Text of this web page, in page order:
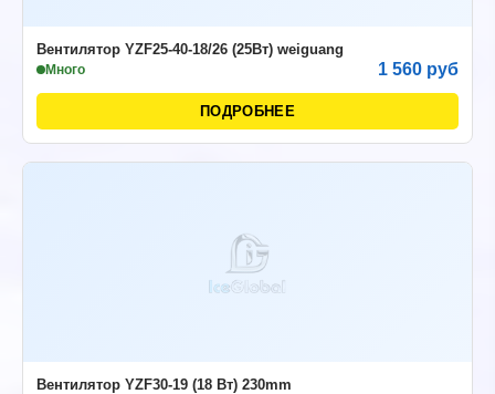
Вентилятор YZF25-40-18/26 (25Вт) weiguang
Много 1 560 руб
ПОДРОБНЕЕ
Вентилятор YZF30-19 (18 Вт) 230mm